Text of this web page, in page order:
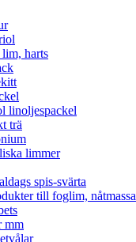
harts
linoljespackel
trä
limmer
spis-svärta
till foglim, nåtmassa
mm